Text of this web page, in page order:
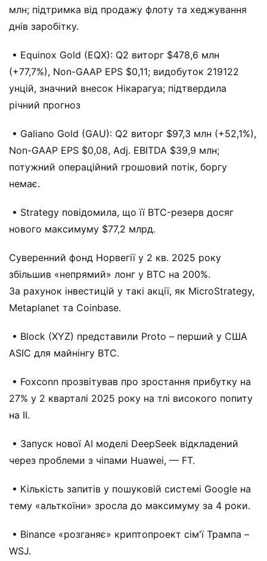
млн; підтримка від продажу флоту та хеджування
днів заробітку.
• Equinox Gold (EQX): Q2 виторг $478,6 млн
(+77,7%), Non-GAAP EPS $0,11; видобуток 219122
унцій, значний внесок Нікарагуа; підтвердила
річний прогноз
• Galiano Gold (GAU): Q2 виторг $97,3 млн (+52,1%),
Non-GAAP EPS $0,08, Adj. EBITDA $39,9 млн;
потужний операційний грошовий потік, боргу
немає.
• Strategy повідомила, що її BTC-резерв досяг
нового максимуму $77,2 млрд.
Суверенний фонд Норвегії у 2 кв. 2025 року
збільшив «непрямий» лонг у BTC на 200%.
За рахунок інвестицій у такі акції, як MicroStrategy,
Metaplanet та Coinbase.
• Block (XYZ) представили Proto – перший у США
ASIC для майнінгу BTC.
• Foxconn прозвітував про зростання прибутку на
27% у 2 кварталі 2025 року на тлі високого попиту
на ІІ.
• Запуск нової AI моделі DeepSeek відкладений
через проблеми з чіпами Huawei, — FT.
• Кількість запитів у пошуковій системі Google на
тему «альткоїни» зросла до максимуму за 4 роки.
• Binance «розганяє» криптопроект сім'ї Трампа –
WSJ.